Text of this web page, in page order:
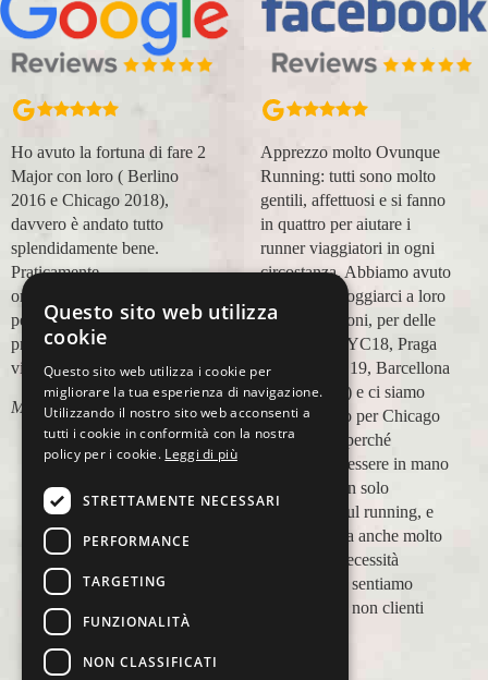
Ho avuto la fortuna di fare 2
Major con loro ( Berlino
2016 e Chicago 2018),
davvero è andato tutto
splendidamente bene.
Praticamente
organizzazione
perfetta,dalla
prenotazione,mesi prima,al
viaggio.
Marco Ceseri
Apprezzo molto Ovunque
Running: tutti sono molto
gentili, affettuosi e si fanno
in quattro per aiutare i
runner viaggiatori in ogni
circostanza. Abbiamo avuto
modo di appoggiarci a loro
in più occasioni, per delle
maratone (NYC18, Praga
19, Valencia 19, Barcellona
21, NYC 22) e ci siamo
affidati a loro per Chicago
23 (ottobre) perché
sappiamo di essere in mano
a persone non solo
competenti sul running, e
sulle città, ma anche molto
attente alle necessità
personali. Ci sentiamo
ospiti, amici, non clienti
Questo sito web utilizza
cookie
Questo sito web utilizza i cookie per
migliorare la tua esperienza di navigazione.
Utilizzando il nostro sito web acconsenti a
tutti i cookie in conformità con la nostra
policy per i cookie. Leggi di più
STRETTAMENTE NECESSARI
PERFORMANCE
TARGETING
FUNZIONALITÀ
NON CLASSIFICATI